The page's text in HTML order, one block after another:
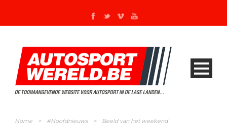
Home > #Hoofdnieuws > Beeld van het weekend